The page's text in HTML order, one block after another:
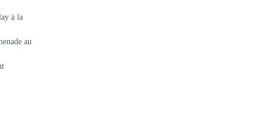
à la
au